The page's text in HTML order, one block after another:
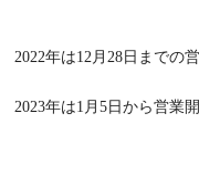
2022年は12月28日までの営
2023年は1月5日から営業